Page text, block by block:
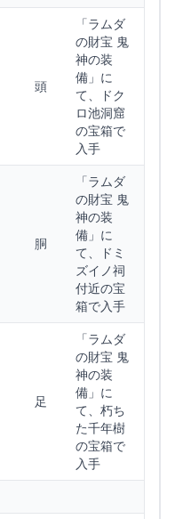
頭
「ラムダ
の財宝 鬼
神の装
備」に
て、ドク
ロ池洞窟
の宝箱で
入手
胴
「ラムダ
の財宝 鬼
神の装
備」に
て、ドミ
ズイノ祠
付近の宝
箱で入手
足
「ラムダ
の財宝 鬼
神の装
備」に
て、朽ち
た千年樹
の宝箱で
入手